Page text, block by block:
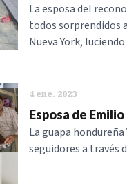
La esposa del
todos sorprendidos
Nueva York,
4 ene. 2023
Esposa de
La guapa
seguidores a través